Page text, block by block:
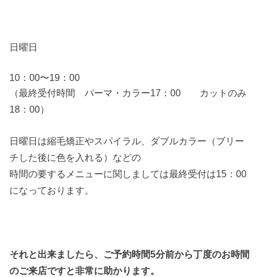
日曜日
10：00〜19：00
（最終受付時間 パーマ・カラー17：00 カットのみ
18：00）
日曜日は縮毛矯正やスパイラル、ダブルカラー（ブリー
チした後に色を入れる）などの
時間の要するメニューに関しましては最終受付は15：00
になっております。
それと出来ましたら、ご予約時間5分前から丁度のお時間
のご来店ですと非常に助かります。